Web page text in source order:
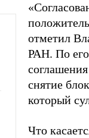
отметил
РАН. По
снятие
который
Что